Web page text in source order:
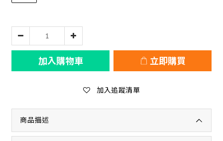
加入購物車 立即購買
加入追蹤清單
商品描述